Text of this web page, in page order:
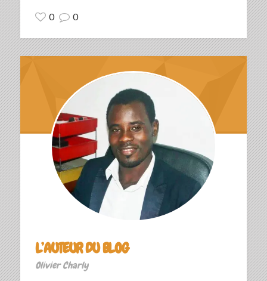
0 0
L’AUTEUR DU BLOG
Olivier Charly